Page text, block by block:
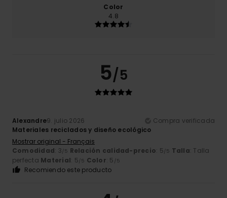
Color
4.8
5/5
Alexandre9. julio 2026
Compra verificada
Materiales reciclados y diseño ecológico
Mostrar original - Français
Comodidad: 3/5 Relación calidad-precio: 5/5 Talla: Talla
perfecta Material: 5/5 Color: 5 /5
Recomiendo este producto